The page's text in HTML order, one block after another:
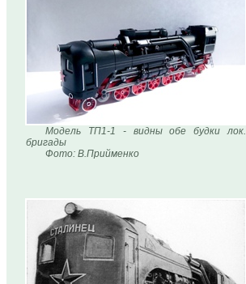
Модель ТП1-1 - видны обе будки лок.
бригады
Фото: В.Прийменко